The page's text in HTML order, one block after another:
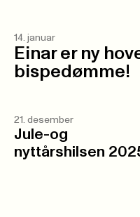
14. januar
Einar er ny
bispedømme!
21. desember
Jule-og
nyttårshilsen